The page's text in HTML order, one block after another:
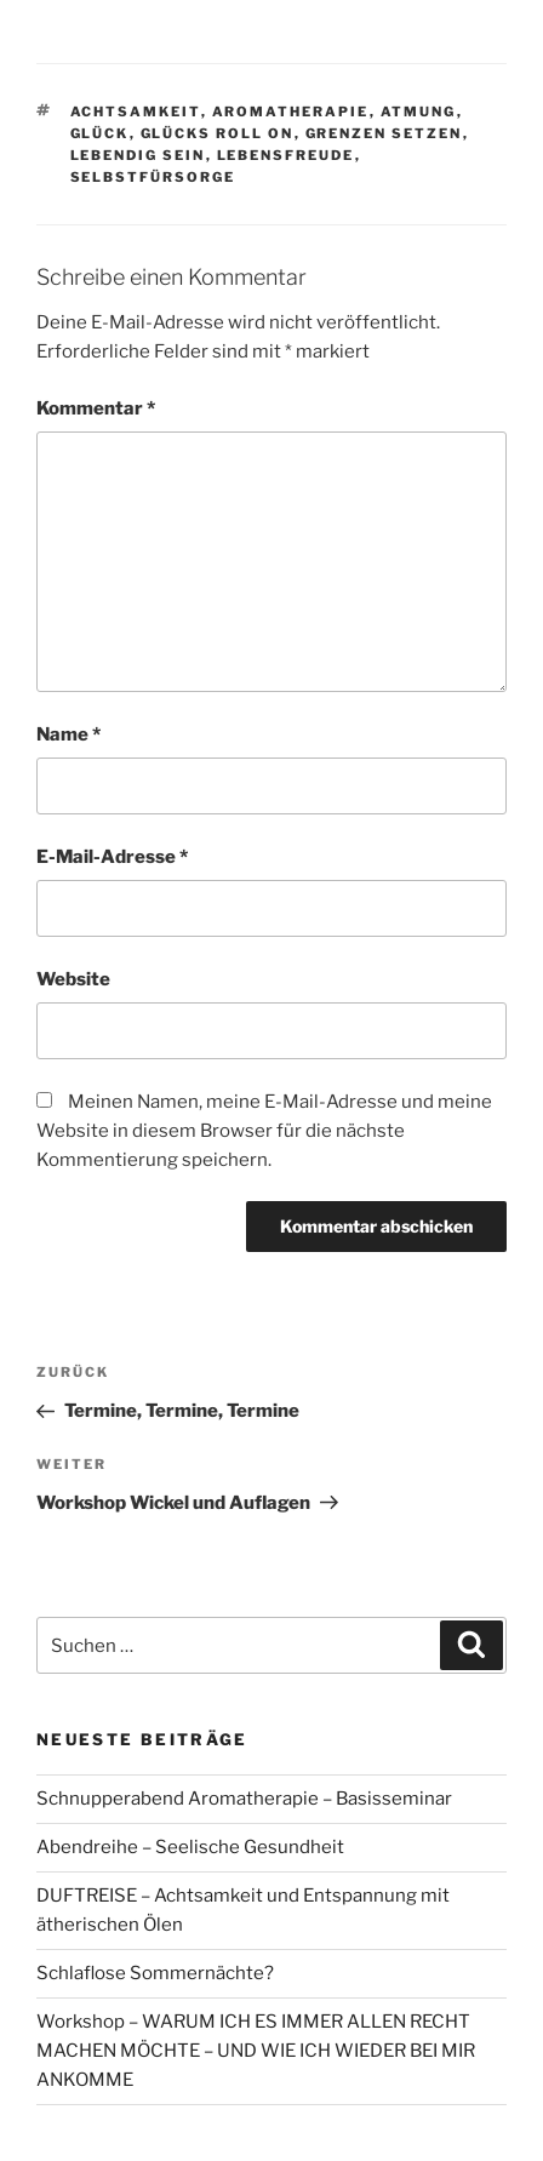
SCHLAGWÖRTER
ACHTSAMKEIT, AROMATHERAPIE , ATMUNG ,
GLÜCK , GLÜCKS ROLL ON , GRENZEN SETZEN ,
LEBENDIG SEIN , LEBENSFREUDE ,
SELBSTFÜRSORGE
Schreibe einen Kommentar
Deine E-Mail-Adresse wird nicht veröffentlicht.
Erforderliche Felder sind mit* markiert
Kommentar*
Name*
E-Mail-Adresse*
Website
Meinen Namen, meine E-Mail-Adresse und meine
Website in diesem Browser für die nächste
Kommentierung speichern.
Beitragsnavigation
Vorheriger
Beitrag
ZURÜCK
Termine, Termine, Termine
Nächster
Beitrag
WEITER
Workshop Wickel und Auflagen
nach:
NEUESTE BEITRÄGE
Schnupperabend Aromatherapie – Basisseminar
Abendreihe – Seelische Gesundheit
DUFTREISE – Achtsamkeit und Entspannung mit
ätherischen Ölen
Schlaflose Sommernächte?
Workshop – WARUM ICH ES IMMER ALLEN RECHT
MACHEN MÖCHTE – UND WIE ICH WIEDER BEI MIR
ANKOMME